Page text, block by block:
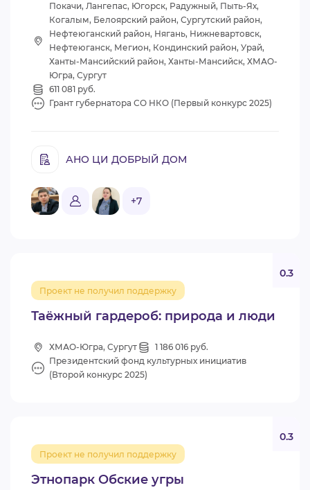
Покачи, Лангепас, Югорск, Радужный, Пыть-Ях,
Когалым, Белоярский район, Сургутский район,
Нефтеюганский район, Нягань, Нижневартовск,
Нефтеюганск, Мегион, Кондинский район, Урай,
Ханты-Мансийский район, Ханты-Мансийск, ХМАО-
Югра, Сургут
611 081 руб.
Грант губернатора СО НКО (Первый конкурс 2025)
АНО ЦИ ДОБРЫЙ ДОМ
+7
Таёжный гардероб: природа и люди
Проект не получил поддержку
0.3
ХМАО-Югра, Сургут
1 186 016 руб.
Президентский фонд культурных инициатив
(Второй конкурс 2025)
Этнопарк Обские угры
Проект не получил поддержку
0.3